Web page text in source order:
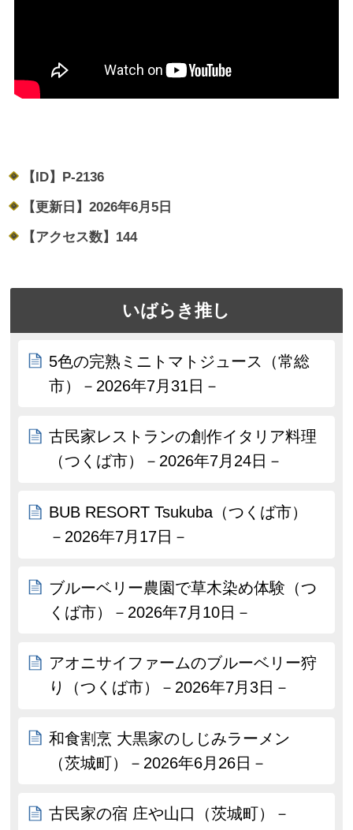
【ID】 P-2136
【更新日】 2026年6月5日
【アクセス数】 144
いばらき推し
5色の完熟ミニトマトジュース（常総
市）－2026年7月31日－
古民家レストランの創作イタリア料理
（つくば市）－2026年7月24日－
BUB RESORT Tsukuba（つくば市）
－2026年7月17日－
ブルーベリー農園で草木染め体験（つ
くば市）－2026年7月10日－
アオニサイファームのブルーベリー狩
り（つくば市）－2026年7月3日－
和食割烹 大黒家のしじみラーメン
（茨城町）－2026年6月26日－
古民家の宿 庄や山口（茨城町）－